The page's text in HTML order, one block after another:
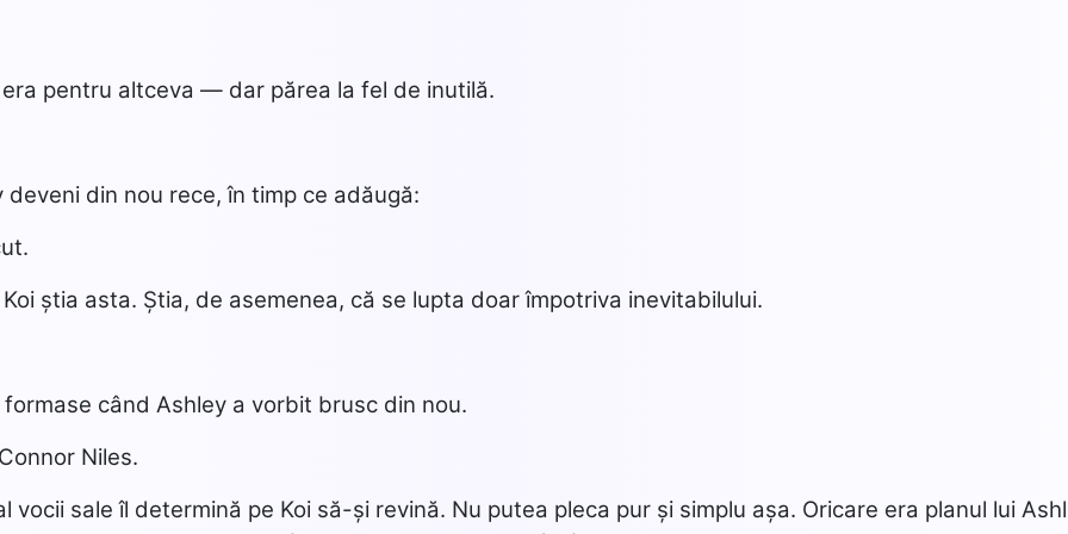
pentru altceva — dar părea la fel de inutilă.
deveni din nou rece, în timp ce adăugă:
știa asta. Știa, de asemenea, că se lupta doar împotriva inevitabilului.
când Ashley a vorbit brusc din nou.
Niles.
vocii sale îl determină pe Koi să-și revină. Nu putea pleca pur și simplu așa. Oricare era planul lui